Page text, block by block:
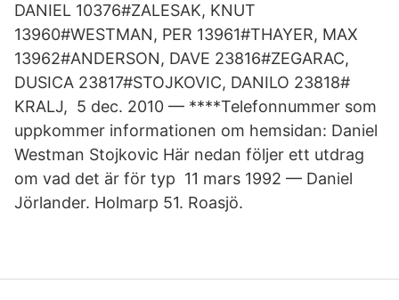
DANIEL 10376#ZALESAK, KNUT
13960#WESTMAN, PER 13961#THAYER, MAX
13962#ANDERSON, DAVE 23816#ZEGARAC,
DUSICA 23817#STOJKOVIC, DANILO 23818#​
KRALJ, 5 dec. 2010 — ****Telefonnummer som
uppkommer informationen om hemsidan: Daniel
Westman Stojkovic Här nedan följer ett utdrag
om vad det är för typ 11 mars 1992 — Daniel
Jörlander. Holmarp 51. Roasjö.